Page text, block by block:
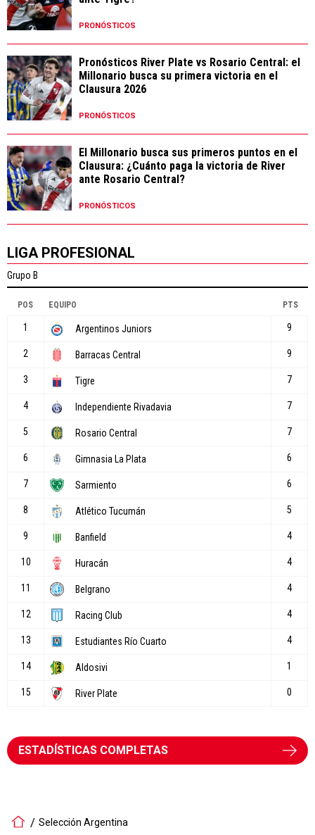
PRONÓSTICOS
Pronósticos River Plate vs Rosario Central: el
Millonario busca su primera victoria en el
Clausura 2026
PRONÓSTICOS
El Millonario busca sus primeros puntos en el
Clausura: ¿Cuánto paga la victoria de River
ante Rosario Central?
PRONÓSTICOS
LIGA PROFESIONAL
ESTADÍSTICAS COMPLETAS
Selección Argentina